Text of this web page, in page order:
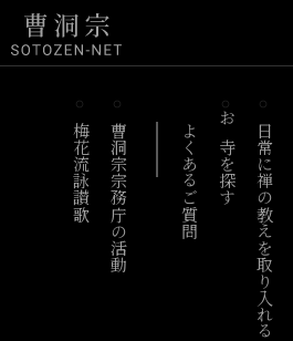
梅花流詠讃歌 曹洞宗宗務庁の活動 よくあるご質問 お寺を探す 日常に禅の教えを取り入れる